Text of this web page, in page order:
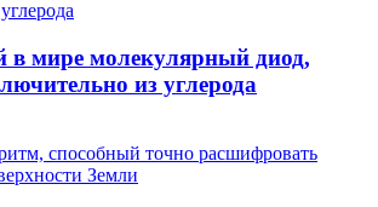
в мире молекулярный диод,
из углерода